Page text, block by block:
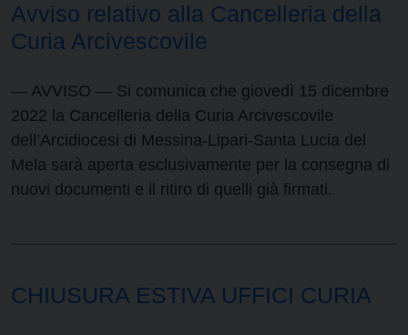
Avviso relativo alla Cancelleria della
Curia Arcivescovile
— AVVISO — Si comunica che giovedì 15 dicembre
2022 la Cancelleria della Curia Arcivescovile
dell’Arcidiocesi di Messina-Lipari-Santa Lucia del
Mela sarà aperta esclusivamente per la consegna di
nuovi documenti e il ritiro di quelli già firmati.
CHIUSURA ESTIVA UFFICI CURIA